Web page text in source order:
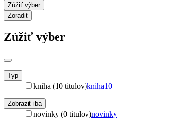
Zúžiť výber
Zoradiť
Zúžiť výber
Typ
kniha (10 titulov)kniha10
Zobraziť iba
novinky (0 titulov)novinky